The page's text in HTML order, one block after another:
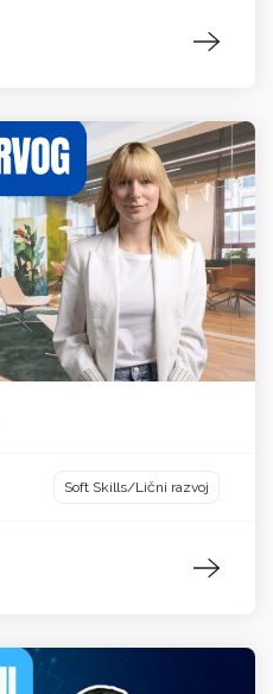
Soft Skills/Lični razvoj